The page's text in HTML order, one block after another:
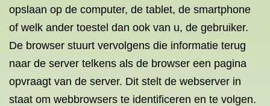
opslaan op de computer, de tablet, de smartphone
of welk ander toestel dan ook van u, de gebruiker.
De browser stuurt vervolgens die informatie terug
naar de server telkens als de browser een pagina
opvraagt van de server. Dit stelt de webserver in
staat om webbrowsers te identificeren en te volgen.